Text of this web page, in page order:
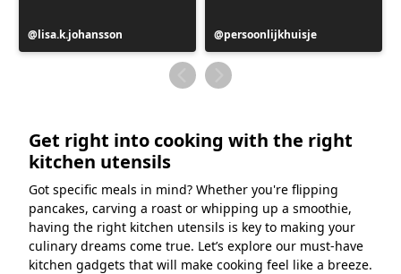
Objavo
je
lisa.k.johansson
Objavo
je
objavil
persoonlijkhuisje
Get right into cooking with the right
kitchen utensils
Got specific meals in mind? Whether you're flipping
pancakes, carving a roast or whipping up a smoothie,
having the right kitchen utensils is key to making your
culinary dreams come true. Let’s explore our must-have
kitchen gadgets that will make cooking feel like a breeze.